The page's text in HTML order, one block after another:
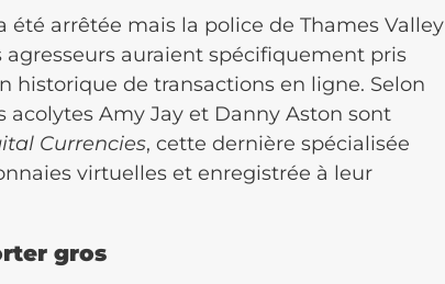
été arrêtée mais la police de Thames Valley
agresseurs auraient spécifiquement pris
historique de transactions en ligne. Selon
Amy Jay et Danny Aston sont
Currencies, cette dernière spécialisée
virtuelles et enregistrée à leur
gros